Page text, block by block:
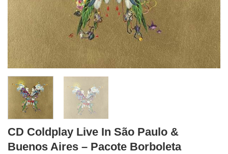
CD Coldplay Live In São Paulo &
Buenos Aires – Pacote Borboleta